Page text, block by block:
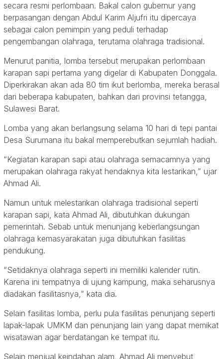
secara resmi perlombaan. Bakal calon gubernur yang
berpasangan dengan Abdul Karim Aljufri itu dipercaya
sebagai calon pemimpin yang peduli terhadap
pengembangan olahraga, terutama olahraga tradisional.
Menurut panitia, lomba tersebut merupakan perlombaan
karapan sapi pertama yang digelar di Kabupaten Donggala.
Diperkirakan akan ada 80 tim ikut berlomba, mereka berasal
dari beberapa kabupaten, bahkan dari provinsi tetangga,
Sulawesi Barat.
Lomba yang akan berlangsung selama 10 hari di tepi pantai
Desa Surumana itu bakal memperebutkan sejumlah hadiah.
“Kegiatan karapan sapi atau olahraga semacamnya yang
merupakan olahraga rakyat hendaknya kita lestarikan,” ujar
Ahmad Ali.
Namun untuk melestarikan olahraga tradisional seperti
karapan sapi, kata Ahmad Ali, dibutuhkan dukungan
pemerintah. Sebab untuk menunjang keberlangsungan
olahraga kemasyarakatan juga dibutuhkan fasilitas
pendukung.
“Setidaknya olahraga seperti ini memiliki kalender rutin.
Karena ini tempatnya di ujung kampung, maka seharusnya
diadakan fasilitasnya,” kata dia.
Selain fasilitas lomba, perlu pula fasilitas penunjang seperti
lapak-lapak UMKM dan penunjang lain yang dapat memikat
wisatawan agar berdatangan ke tempat itu.
Selain menjual keindahan alam, Ahmad Ali menyebut